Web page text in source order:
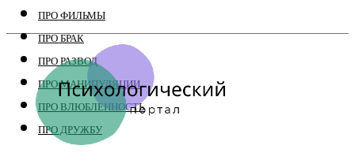
ПРО ФИЛЬМЫ
ПРО БРАК
ПРО РАЗВОД
ПРО МАНИПУЛЯЦИИ
ПРО ВЛЮБЛЕННОСТЬ
ПРО ДРУЖБУ